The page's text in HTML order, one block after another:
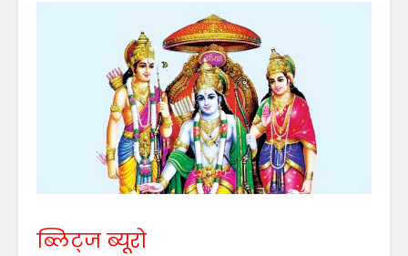
ब्लिट्ज ब्यूरो